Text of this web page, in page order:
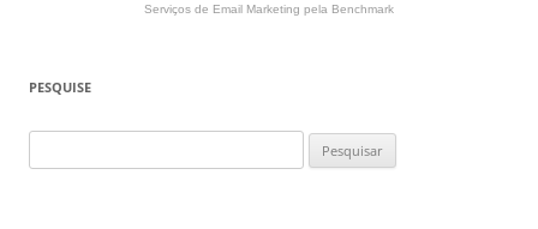
Serviços de Email Marketing pela Benchmark
PESQUISE
por: